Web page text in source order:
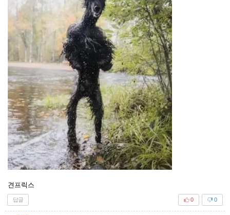
견프릭스
답글 0
0